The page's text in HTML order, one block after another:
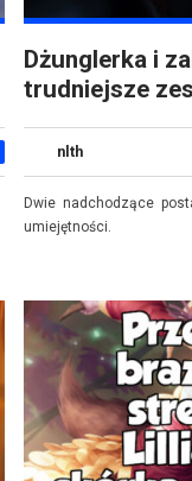
Dżunglerka i
trudniejsze
nlth
Dwie nadchodzące
umiejętności.